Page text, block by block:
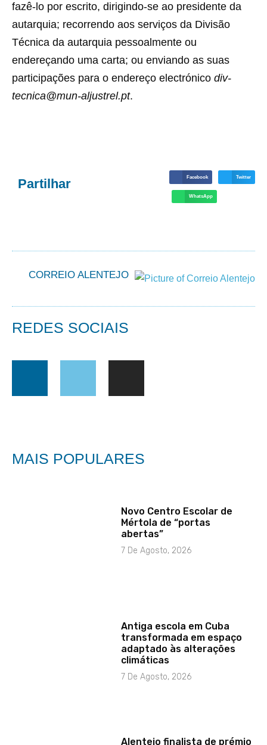
fazê-lo por escrito, dirigindo-se ao presidente da
autarquia; recorrendo aos serviços da Divisão
Técnica da autarquia pessoalmente ou
endereçando uma carta; ou enviando as suas
participações para o endereço electrónico div-
tecnica@mun-aljustrel.pt.
Partilhar Facebook Twitter
WhatsApp
CORREIO ALENTEJO
REDES SOCIAIS
MAIS POPULARES
Novo Centro Escolar de
Mértola de “portas
abertas”
7 De Agosto, 2026
Antiga escola em Cuba
transformada em espaço
adaptado às alterações
climáticas
7 De Agosto, 2026
Alentejo finalista de prémio